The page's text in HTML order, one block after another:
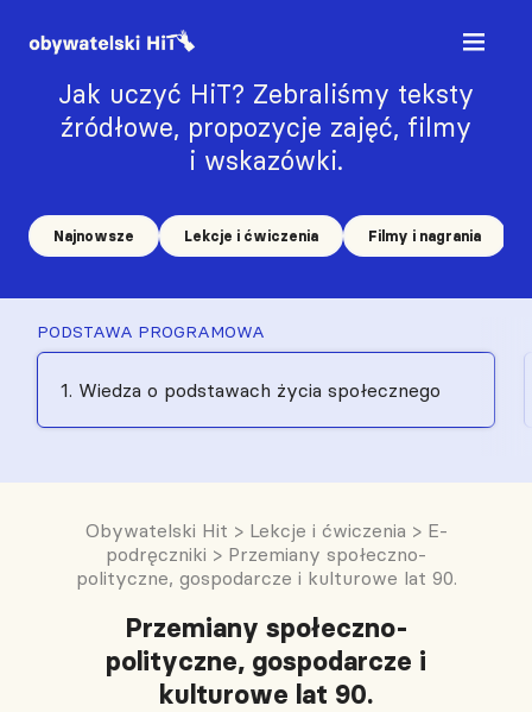
Jak uczyć HiT? Zebraliśmy teksty
źródłowe, propozycje zajęć, filmy
i wskazówki.
Najnowsze Lekcje i ćwiczenia Filmy i nagrania
PODSTAWA PROGRAMOWA
1. Wiedza o podstawach życia społecznego
Obywatelski Hit > Lekcje i ćwiczenia > E-
podręczniki > Przemiany społeczno-
polityczne, gospodarcze i kulturowe lat 90.
Przemiany społeczno-
polityczne, gospodarcze i
kulturowe lat 90.